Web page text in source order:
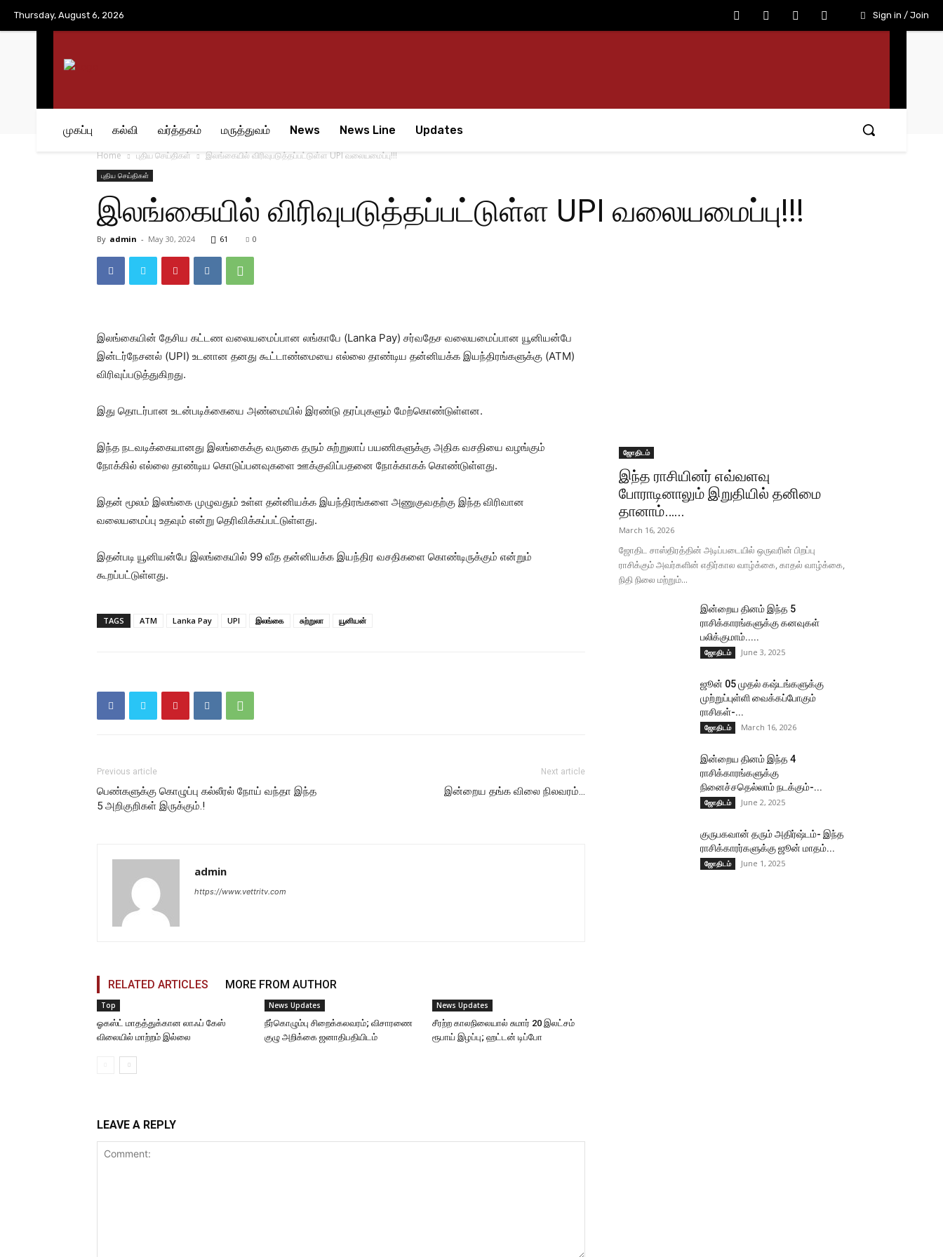
Thursday, August 6, 2026 Sign in / Join
முகப்பு கல்வி வர்த்தகம் மருத்துவம் News News Line Updates
Home புதிய செய்திகள் இலங்கையில் விரிவுபடுத்தப்பட்டுள்ள UPI வலையமைப்பு!!!
புதிய செய்திகள்
இலங்கையில் விரிவுபடுத்தப்பட்டுள்ள UPI வலையமைப்பு!!!
By admin - May 30, 2024 61 0
இலங்கையின் தேசிய கட்டண வலையமைப்பான லங்காபே (Lanka Pay) சர்வதேச வலையமைப்பான யூனியன்பே
இன்டர்நேசனல் (UPI) உடனான தனது கூட்டாண்மையை எல்லை தாண்டிய தன்னியக்க இயந்திரங்களுக்கு (ATM)
விரிவுப்படுத்துகிறது.
இது தொடர்பான உடன்படிக்கையை அண்மையில் இரண்டு தரப்புகளும் மேற்கொண்டுள்ளன.
இந்த நடவடிக்கையானது இலங்கைக்கு வருகை தரும் சுற்றுலாப் பயணிகளுக்கு அதிக வசதியை வழங்கும்
நோக்கில் எல்லை தாண்டிய கொடுப்பனவுகளை ஊக்குவிப்பதனை நோக்காகக் கொண்டுள்ளது.
இதன் மூலம் இலங்கை முழுவதும் உள்ள தன்னியக்க இயந்திரங்களை அணுகுவதற்கு இந்த விரிவான
வலையமைப்பு உதவும் என்று தெரிவிக்கப்பட்டுள்ளது.
இதன்படி யூனியன்பே இலங்கையில் 99 வீத தன்னியக்க இயந்திர வசதிகளை கொண்டிருக்கும் என்றும்
கூறப்பட்டுள்ளது.
TAGS ATM Lanka Pay UPI இலங்கை சுற்றுலா யூனியன்
Previous article
பெண்களுக்கு கொழுப்பு கல்லீரல் நோய் வந்தா இந்த
5 அறிகுறிகள் இருக்கும்.!
Next article
இன்றைய தங்க விலை நிலவரம்…
admin
https://www.vettritv.com
RELATED ARTICLES MORE FROM AUTHOR
Top
ஓகஸ்ட் மாதத்துக்கான லாஃப் கேஸ்
விலையில் மாற்றம் இல்லை
News Updates
நீர்கொழும்பு சிறைக்கலவரம்; விசாரணை
குழு அறிக்கை ஜனாதிபதியிடம்
News Updates
சீரற்ற காலநிலையால் சுமார் 20 இலட்சம்
ரூபாய் இழப்பு; ஹட்டன் டிப்போ
LEAVE A REPLY
ஜோதிடம்
இந்த ராசியினர் எவ்வளவு
போராடினாலும் இறுதியில் தனிமை
தானாம்…...
March 16, 2026
ஜோதிட சாஸ்திரத்தின் அடிப்படையில் ஒருவரின் பிறப்பு
ராசிக்கும் அவர்களின் எதிர்கால வாழ்க்கை, காதல் வாழ்க்கை,
நிதி நிலை மற்றும்...
இன்றைய தினம் இந்த 5
ராசிக்காரங்களுக்கு கனவுகள்
பலிக்குமாம்.....
ஜோதிடம் June 3, 2025
ஜூன் 05 முதல் கஷ்டங்களுக்கு
முற்றுப்புள்ளி வைக்கப்போகும்
ராசிகள்-...
ஜோதிடம் March 16, 2026
இன்றைய தினம் இந்த 4
ராசிக்காரங்களுக்கு
நினைச்சதெல்லாம் நடக்கும்-...
ஜோதிடம் June 2, 2025
குருபகவான் தரும் அதிர்ஷ்டம்- இந்த
ராசிக்காரர்களுக்கு ஜூன் மாதம்...
ஜோதிடம் June 1, 2025